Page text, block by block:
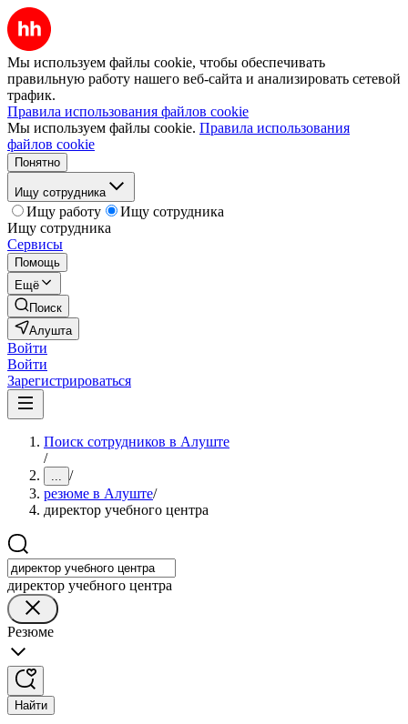
Мы используем файлы cookie, чтобы обеспечивать
правильную работу нашего веб-сайта и анализировать сетевой
трафик.
Правила использования файлов cookie
Мы используем файлы cookie. Правила использования
файлов cookie
Понятно
Ищу сотрудника
Ищу работу
Ищу сотрудника
Ищу сотрудника
Сервисы
Помощь
Ещё
Поиск
Алушта
Войти
Войти
Зарегистрироваться
Поиск сотрудников в Алуште
/
... /
резюме в Алуште/
директор учебного центра
директор учебного центра
Резюме
Найти